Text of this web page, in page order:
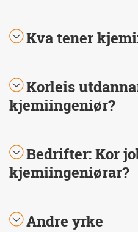
Kva tener
Korleis
kjemiingeniør?
Bedrifter: Kor
kjemiingeniørar?
Andre yrke